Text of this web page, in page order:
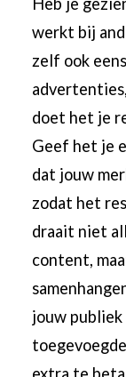
werkt bij
zelf ook
doet het je
Geef het je
dat jouw
zodat het
draait niet
content,
jouw
extra te